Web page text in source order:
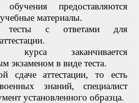
предоставляются
материалы.
тесты с ответами для
курса заканчивается
экзаменом в виде теста.
сдаче аттестации, то есть
знаний, специалист
установленного образца.